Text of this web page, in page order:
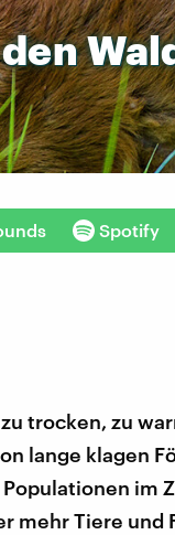
den
Spotify
trocken, zu
lange klagen
im
mehr Tiere und